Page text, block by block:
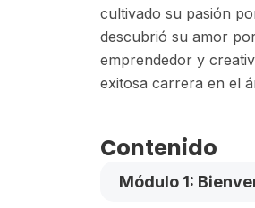
cultivado su pasión
descubrió su amor
emprendedor y
exitosa carrera en el
Contenido
Módulo 1: